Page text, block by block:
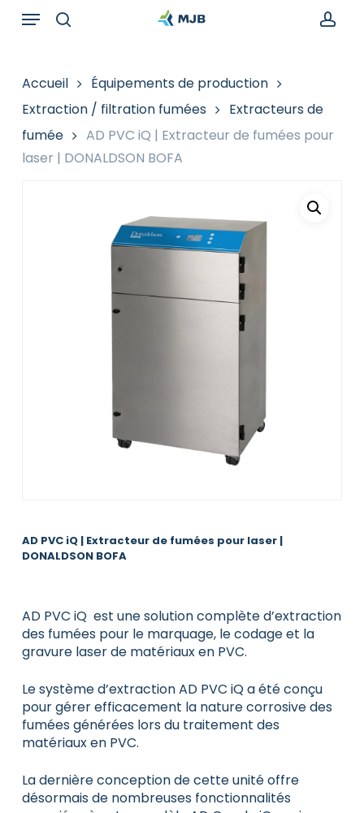
Recherche
Menu
Accueil
Équipements de production
Extraction / filtration fumées
Extracteurs de
fumée
AD PVC iQ | Extracteur de fumées pour
laser | DONALDSON BOFA
AD PVC iQ | Extracteur de fumées pour laser |
DONALDSON BOFA
AD PVC iQ est une solution complète d’extraction
des fumées pour le marquage, le codage et la
gravure laser de matériaux en PVC.
Le système d’extraction AD PVC iQ a été conçu
pour gérer efficacement la nature corrosive des
fumées générées lors du traitement des
matériaux en PVC.
La dernière conception de cette unité offre
désormais de nombreuses fonctionnalités